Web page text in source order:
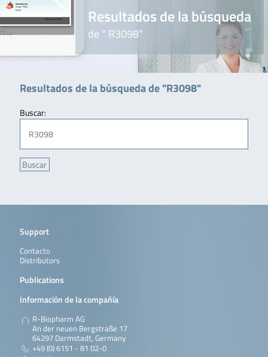
Resultados de la búsqueda
de " R3098"
Resultados de la búsqueda de "R3098"
Buscar:
Support
Contacto
Distributors
Publications
Información de la compañía
R-Biopharm AG
An der neuen Bergstraße 17
64297 Darmstadt, Germany
+49 (0) 6151 - 81 02-0